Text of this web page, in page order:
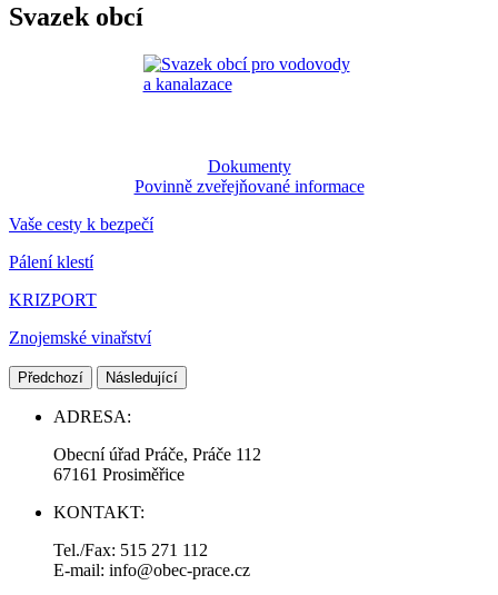
Svazek obcí
Dokumenty
Povinně zveřejňované informace
Vaše cesty k bezpečí
Pálení klestí
KRIZPORT
Znojemské vinařství
Předchozí Následující
ADRESA:
Obecní úřad Práče, Práče 112
67161 Prosiměřice
KONTAKT:
Tel./Fax: 515 271 112
E-mail: info@obec-prace.cz